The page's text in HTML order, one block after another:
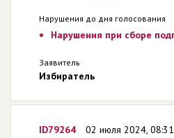
Нарушения до дня голосования
Нарушения при сборе
Заявитель
Избиратель
ID79264 02 июля 2024, 08:31